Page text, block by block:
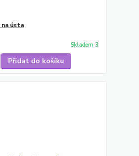
na ústa
Skladem 3
Přidat do košíku